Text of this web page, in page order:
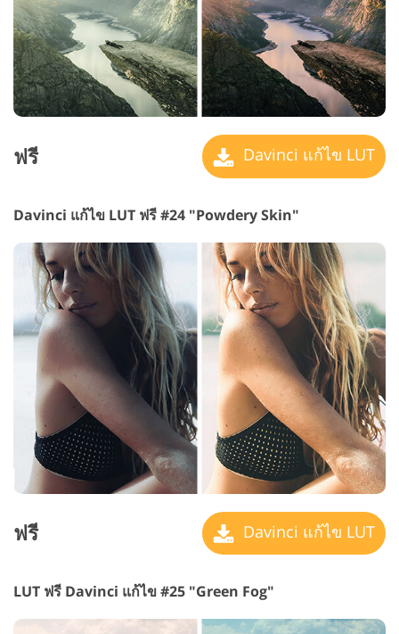
ฟรี Davinci แก้ไข LUT
Davinci แก้ไข LUT ฟรี #24 "Powdery Skin"
ฟรี Davinci แก้ไข LUT
LUT ฟรี Davinci แก้ไข #25 "Green Fog"